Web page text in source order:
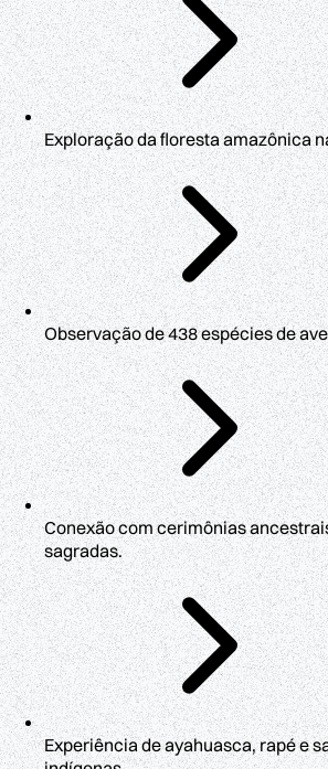
Exploração da floresta amazônica
Observação de 438 espécies de
Conexão com cerimônias
sagradas.
Experiência de ayahuasca, rapé e